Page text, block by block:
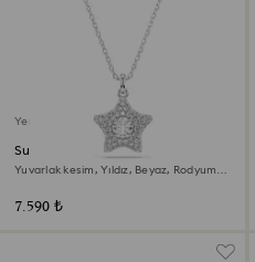
Yeni
Sublima Kolye
Yuvarlak kesim, Yıldız, Beyaz, Rodyum
7.590 ₺